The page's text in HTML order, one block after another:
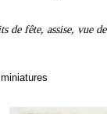
de fête, assise, vue